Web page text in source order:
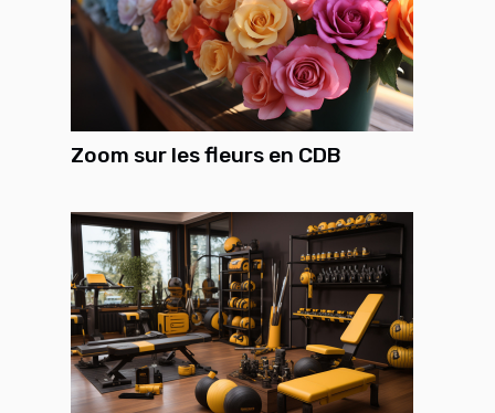
Zoom sur les fleurs en CDB